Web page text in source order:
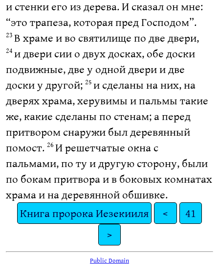
и стенки его из дерева. И сказал он мне:
“это трапеза, которая пред Господом”.
23 В храме и во святилище по две двери,
24 и двери сии о двух досках, обе доски
подвижные, две у одной двери и две
доски у другой; 25 и сделаны на них, на
дверях храма, херувимы и пальмы такие
же, какие сделаны по стенам; а перед
притвором снаружи был деревянный
помост. 26 И решетчатые окна с
пальмами, по ту и другую сторону, были
по бокам притвора и в боковых комнатах
храма и на деревянной обшивке.
Книга пророка Иезекииля
<
41
>
Public Domain